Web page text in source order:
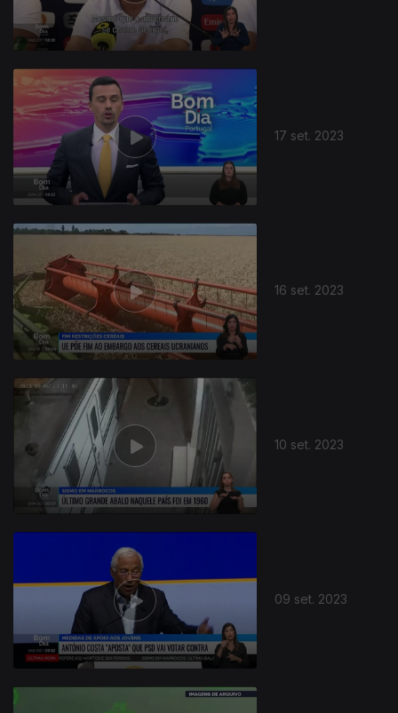
17 set. 2023
16 set. 2023
10 set. 2023
09 set. 2023